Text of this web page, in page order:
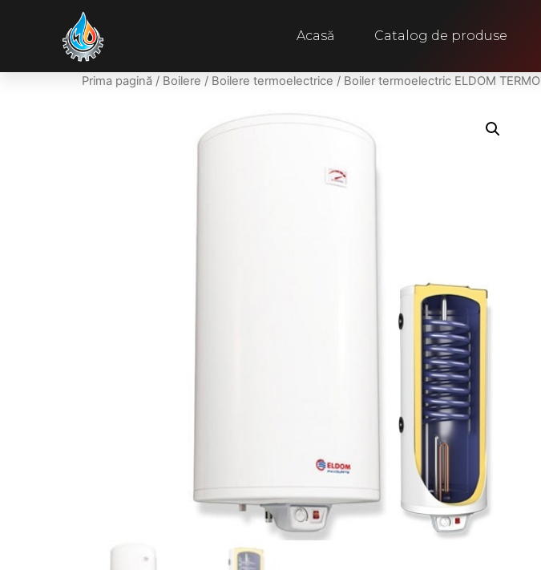
Acasă Catalog de produse
Prima pagină / Boilere / Boilere termoelectrice / Boiler termoelectric ELDOM TERMO